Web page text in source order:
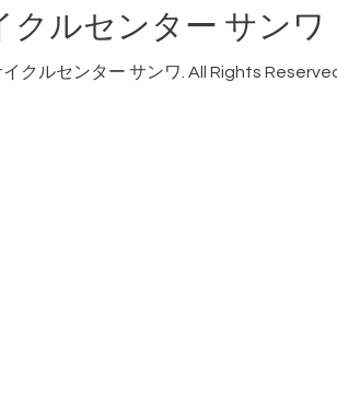
クルセンター サンワ
イクルセンター サンワ. All Rights